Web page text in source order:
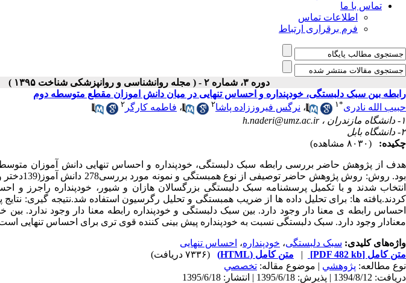
تماس با ما
اطلاعات تماس
فرم برقراری ارتباط
دوره ۳، شماره ۲ - ( مجله روانشناسی و روانپزشکی شناخت ۱۳۹۵ )
رابطه بین سبک دلبستگی، خودپنداره و احساس تنهایی در میان دانش اموزان مقطع متوسطه دوم
حبیب الله نادری*۱ ، نرگس فیروززاده پاشا۲ ، فاطمه کارگر ۲
۱- دانشگاه مازندران ،
h.naderi@umz.ac.ir
۲- دانشگاه بابل
چکیده:
(۸۰۳۰ مشاهده)
هدف از پژوهش حاضر بررسی رابطه سبک دلبستگی، خودپنداره و احساس تنهایی دانش آموزان
کردند.یافته ها: برای تحلیل داده ها از ضریب همبستگی و تحلیل رگرسیون استفاده شد.نتیجه گیری:
احساس رابطه ی معنا دار وجود دارد. بین سبک دلبستگی و خودپنداره رابطه معنا دار وجود ندارد.
معنادار وجود دارد. سبک دلبستگی نسبت به خودپنداره پیش بینی کننده قوی تری برای احساس تنهایی
واژه‌های کلیدی: سبک دلبستگی، خودپنداره، احساس تنهایی
متن کامل [PDF 482 kb]
| متن کامل (HTML)
(۷۳۳۶ دریافت)
نوع مطالعه: پژوهشي | موضوع مقاله: تخصصي
دریافت: 1394/8/12 | پذیرش: 1395/6/18 | انتشار: 1395/6/18